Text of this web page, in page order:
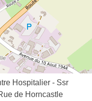
Hospitalier - Ssr
de Horncastle